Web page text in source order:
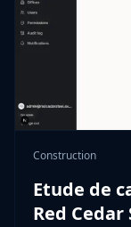
Construction
Etude de
Red Cedar